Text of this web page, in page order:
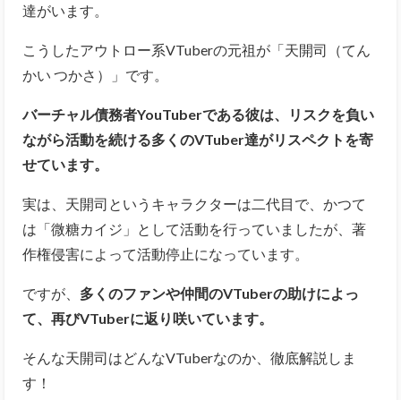
達がいます。
こうしたアウトロー系VTuberの元祖が「天開司（てん
かい つかさ）」です。
バーチャル債務者YouTuberである彼は、リスクを負い
ながら活動を続ける多くのVTuber達がリスペクトを寄
せています。
実は、天開司というキャラクターは二代目で、かつて
は「微糖カイジ」として活動を行っていましたが、著
作権侵害によって活動停止になっています。
ですが、 多くのファンや仲間のVTuberの助けによっ
て、再びVTuberに返り咲いています。
そんな天開司はどんなVTuberなのか、徹底解説しま
す！